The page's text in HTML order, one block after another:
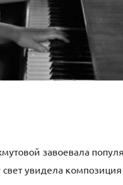
завоевала
увидела